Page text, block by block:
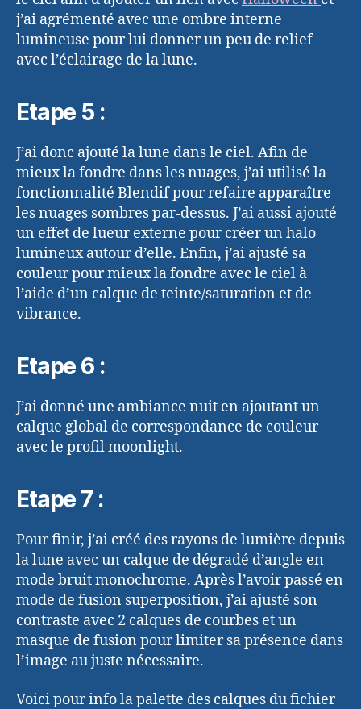
j’ai agrémenté avec une ombre interne
lumineuse pour lui donner un peu de relief
avec l’éclairage de la lune.
Etape 5 :
J’ai donc ajouté la lune dans le ciel. Afin de
mieux la fondre dans les nuages, j’ai utilisé la
fonctionnalité Blendif pour refaire apparaître
les nuages sombres par-dessus. J’ai aussi ajouté
un effet de lueur externe pour créer un halo
lumineux autour d’elle. Enfin, j’ai ajusté sa
couleur pour mieux la fondre avec le ciel à
l’aide d’un calque de teinte/saturation et de
vibrance.
Etape 6 :
J’ai donné une ambiance nuit en ajoutant un
calque global de correspondance de couleur
avec le profil moonlight.
Etape 7 :
Pour finir, j’ai créé des rayons de lumière depuis
la lune avec un calque de dégradé d’angle en
mode bruit monochrome. Après l’avoir passé en
mode de fusion superposition, j’ai ajusté son
contraste avec 2 calques de courbes et un
masque de fusion pour limiter sa présence dans
l’image au juste nécessaire.
Voici pour info la palette des calques du fichier